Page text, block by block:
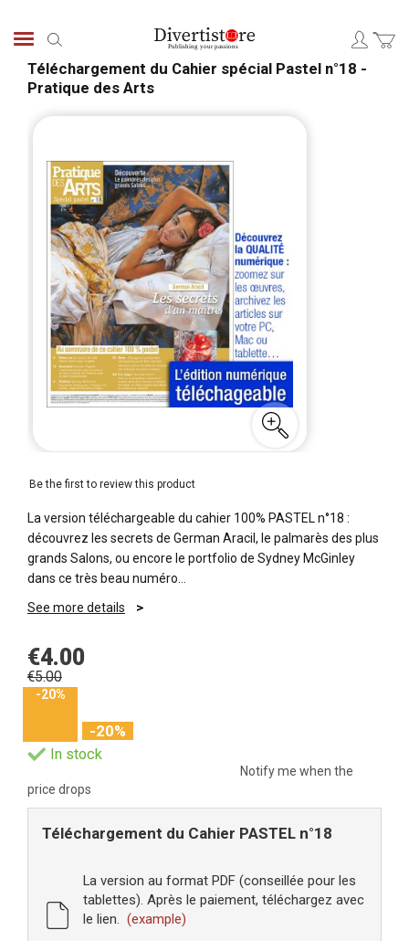
Téléchargement du Cahier spécial Pastel n°18 -
Pratique des Arts
images
gallery
Be the first to review this product
La version téléchargeable du cahier 100% PASTEL n°18 :
découvrez les secrets de German Aracil, le palmarès des plus
grands Salons, ou encore le portfolio de Sydney McGinley
dans ce très beau numéro…
See more details
€4.00
€5.00
-20%
-20%
In stock
Notify me when the
price drops
Téléchargement du Cahier PASTEL n°18
La version au format PDF (conseillée pour les
tablettes). Après le paiement, téléchargez avec
le lien. (example)